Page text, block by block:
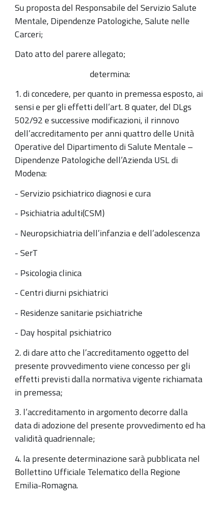
Su proposta del Responsabile del Servizio Salute
Mentale, Dipendenze Patologiche, Salute nelle
Carceri;
Dato atto del parere allegato;
determina:
1. di concedere, per quanto in premessa esposto, ai
sensi e per gli effetti dell’art. 8 quater, del DLgs
502/92 e successive modificazioni, il rinnovo
dell’accreditamento per anni quattro delle Unità
Operative del Dipartimento di Salute Mentale –
Dipendenze Patologiche dell’Azienda USL di
Modena:
- Servizio psichiatrico diagnosi e cura
- Psichiatria adulti(CSM)
- Neuropsichiatria dell’infanzia e dell’adolescenza
- SerT
- Psicologia clinica
- Centri diurni psichiatrici
- Residenze sanitarie psichiatriche
- Day hospital psichiatrico
2. di dare atto che l’accreditamento oggetto del
presente provvedimento viene concesso per gli
effetti previsti dalla normativa vigente richiamata
in premessa;
3. l’accreditamento in argomento decorre dalla
data di adozione del presente provvedimento ed ha
validità quadriennale;
4. la presente determinazione sarà pubblicata nel
Bollettino Ufficiale Telematico della Regione
Emilia-Romagna.